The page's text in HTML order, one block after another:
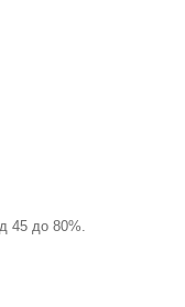
45 до 80%.